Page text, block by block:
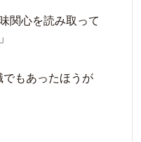
関心を読み取って
でもあったほうが